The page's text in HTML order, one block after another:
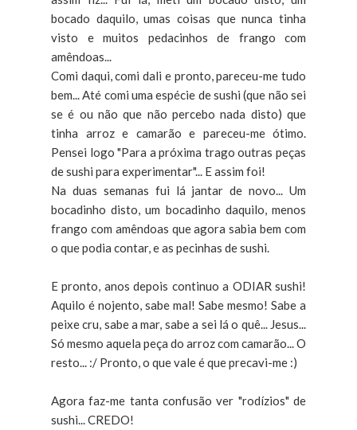
bocado daquilo, umas coisas que nunca tinha
visto e muitos pedacinhos de frango com
amêndoas...
Comi daqui, comi dali e pronto, pareceu-me tudo
bem... Até comi uma espécie de sushi (que não sei
se é ou não que não percebo nada disto) que
tinha arroz e camarão e pareceu-me ótimo.
Pensei logo "Para a próxima trago outras peças
de sushi para experimentar"... E assim foi!
Na duas semanas fui lá jantar de novo... Um
bocadinho disto, um bocadinho daquilo, menos
frango com amêndoas que agora sabia bem com
o que podia contar, e as pecinhas de sushi.
E pronto, anos depois continuo a ODIAR sushi!
Aquilo é nojento, sabe mal! Sabe mesmo! Sabe a
peixe cru, sabe a mar, sabe a sei lá o quê... Jesus...
Só mesmo aquela peça do arroz com camarão... O
resto... :/ Pronto, o que vale é que precavi-me :)
Agora faz-me tanta confusão ver "rodízios" de
sushi... CREDO!